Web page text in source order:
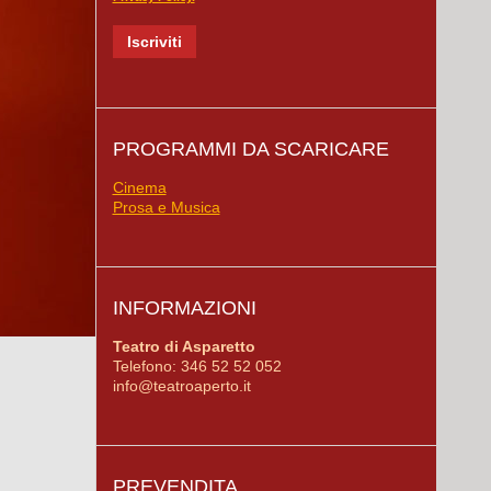
PROGRAMMI DA SCARICARE
Cinema
Prosa e Musica
INFORMAZIONI
Teatro di Asparetto
Telefono: 346 52 52 052
info@teatroaperto.it
PREVENDITA